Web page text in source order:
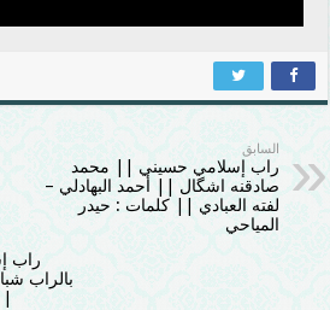
السابق
راب إسلامي حسيني || محمد
صادقنه اشگال || أحمد البهادلي –
لفته العبادي || كلمات : حيدر
المياحي
راب
بالراب